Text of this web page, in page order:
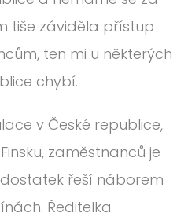
tiše záviděla přístup
ten mi u některých
chybí.
v České republice,
zaměstnanců je
řeší náborem
Ředitelka